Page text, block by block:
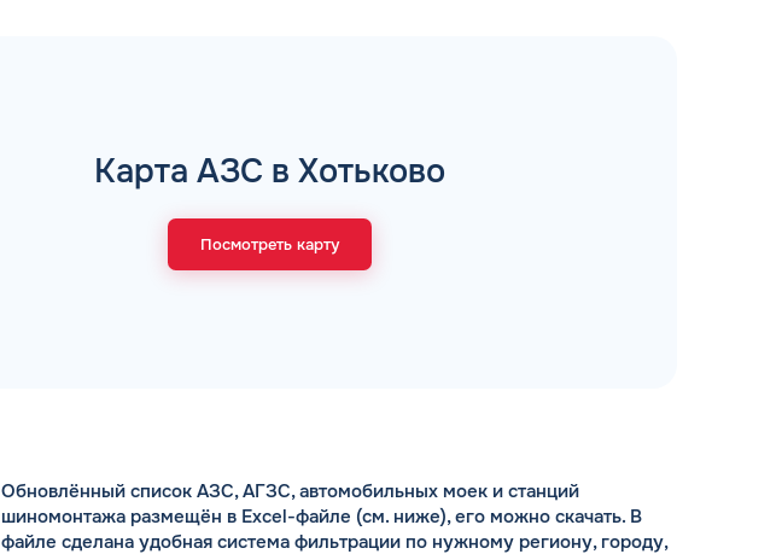
Карта АЗС в Хотьково
Посмотреть карту
Обновлённый список АЗС, АГЗС, автомобильных моек и станций
шиномонтажа размещён в Excel-файле (см. ниже), его можно скачать. В
файле сделана удобная система фильтрации по нужному региону, городу,
Для юр. лиц и ИП
ОФОРМИТЬ ЗАЯВКУ
ДО